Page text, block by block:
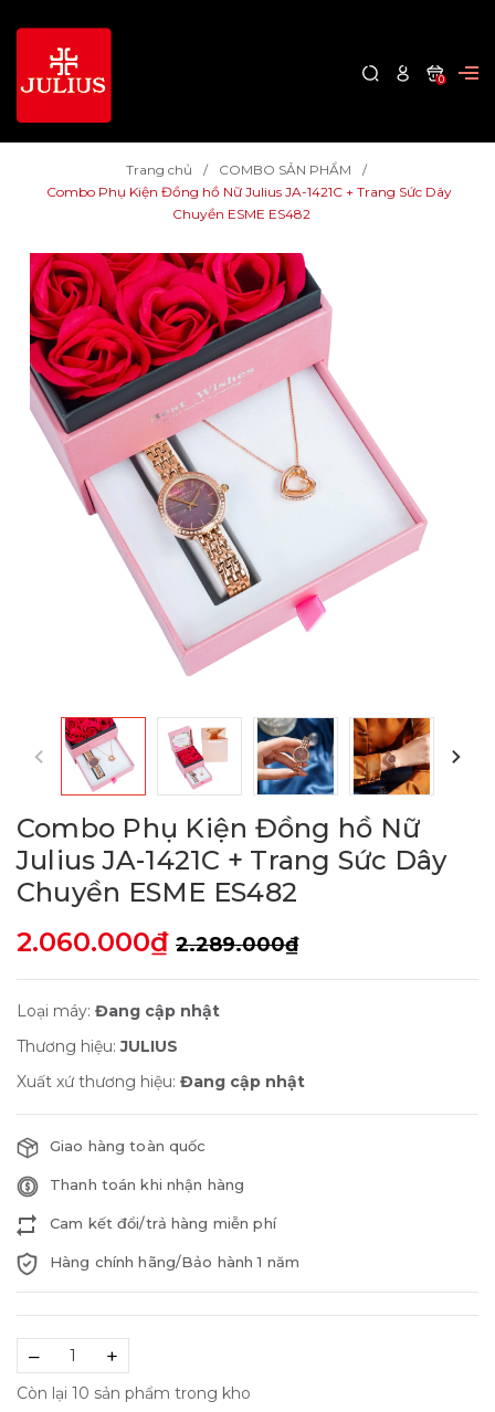
0
Trang chủ
COMBO SẢN PHẨM
Combo Phụ Kiện Đồng hồ Nữ Julius JA-1421C + Trang Sức Dây
Chuyền ESME ES482
Combo Phụ Kiện Đồng hồ Nữ
Julius JA-1421C + Trang Sức Dây
Chuyền ESME ES482
2.060.000₫ 2.289.000₫
Loại máy: Đang cập nhật
Thương hiệu:JULIUS
Xuất xứ thương hiệu: Đang cập nhật
Giao hàng toàn quốc
Thanh toán khi nhận hàng
Cam kết đổi/trả hàng miễn phí
Hàng chính hãng/Bảo hành 1 năm
– +
Còn lại 10 sản phẩm trong kho